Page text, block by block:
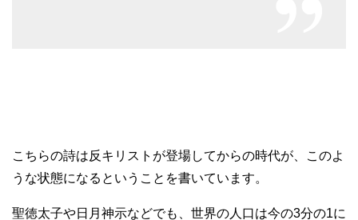
こちらの詩は反キリストが登場してからの時代が、このよ
うな状態になるということを書いています。
聖徳太子や日月神示などでも、世界の人口は今の3分の1に